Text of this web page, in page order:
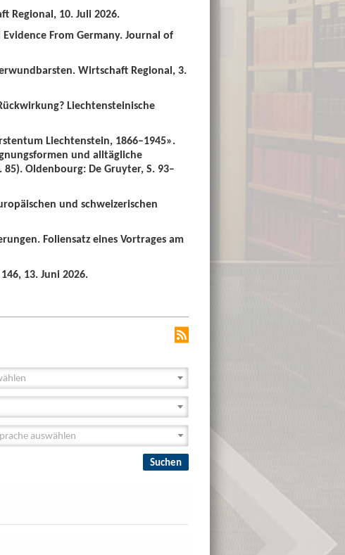
Regional, 10. Juli 2026.
From Germany. Journal of
Wirtschaft Regional, 3.
Liechtensteinische
Liechtenstein, 1866–1945».
und alltägliche
Oldenbourg: De Gruyter, S. 93–
und schweizerischen
Foliensatz eines Vortrages am
13. Juni 2026.